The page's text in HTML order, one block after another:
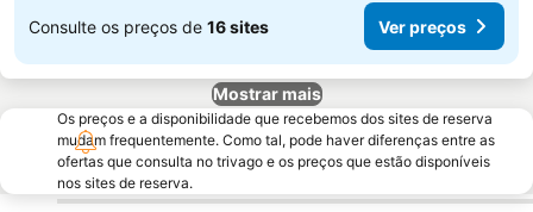
Consulte os preços de 16 sites Ver preços
Mostrar mais
Os preços e a disponibilidade que recebemos dos sites de reserva
mudam frequentemente. Como tal, pode haver diferenças entre as
ofertas que consulta no trivago e os preços que estão disponíveis
nos sites de reserva.